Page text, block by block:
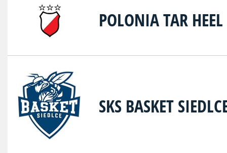
POLONIA TAR
SKS BASKET